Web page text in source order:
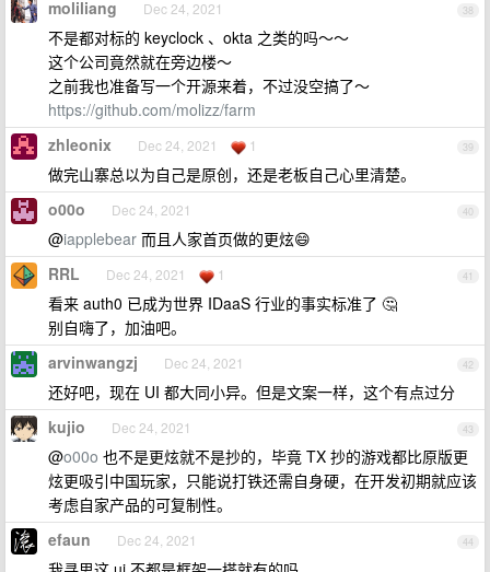
38
moliliang Dec 24, 2021
不是都对标的 keyclock 、okta 之类的吗～～
这个公司竟然就在旁边楼～
之前我也准备写一个开源来着，不过没空搞了～
https://github.com/molizz/farm
39
zhleonix Dec 24, 2021 1
做完山寨总以为自己是原创，还是老板自己心里清楚。
40
o00o Dec 24, 2021
@iapplebear 而且人家首页做的更炫😄
41
RRL Dec 24, 2021 1
看来 auth0 已成为世界 IDaaS 行业的事实标准了 🤔
别自嗨了，加油吧。
42
arvinwangzj Dec 24, 2021
还好吧，现在 UI 都大同小异。但是文案一样，这个有点过分
43
kujio Dec 24, 2021
@o00o 也不是更炫就不是抄的，毕竟 TX 抄的游戏都比原版更
炫更吸引中国玩家，只能说打铁还需自身硬，在开发初期就应该
考虑自家产品的可复制性。
44
efaun Dec 24, 2021